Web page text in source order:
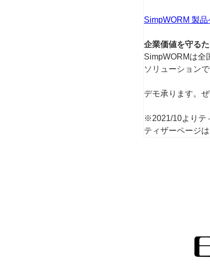
SimpWORM 製品
企業価値を守るた
SimpWORMは全
ソリューションで
デモ承ります。
※2021/10よりテ
ティザーページ